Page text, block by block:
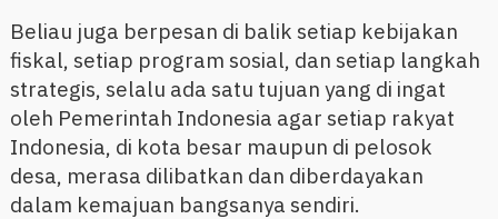
Beliau juga berpesan di balik setiap kebijakan
fiskal, setiap program sosial, dan setiap langkah
strategis, selalu ada satu tujuan yang di ingat
oleh Pemerintah Indonesia agar setiap rakyat
Indonesia, di kota besar maupun di pelosok
desa, merasa dilibatkan dan diberdayakan
dalam kemajuan bangsanya sendiri.